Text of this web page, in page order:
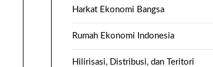
Harkat Ekonomi Bangsa
Rumah Ekonomi Indonesia
Hilirisasi, Distribusi, dan Teritori